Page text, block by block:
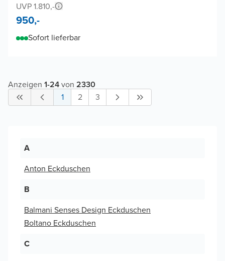
UVP 1.810,-
950,-
Sofort lieferbar
Anzeigen 1-24von 2330
1
2 3
A
Anton Eckduschen
B
Balmani Senses Design Eckduschen
Boltano Eckduschen
C